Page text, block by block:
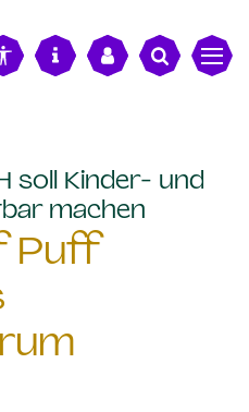
soll Kinder- und
machen
Puff